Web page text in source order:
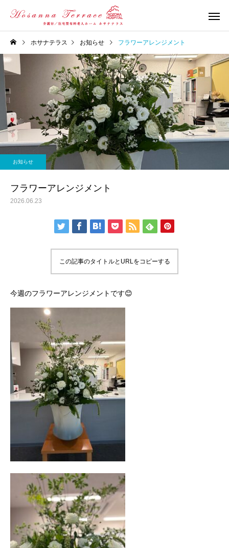
ホサナテラス お知らせ フラワーアレンジメント
お知らせ
フラワーアレンジメント
2026.06.23
この記事のタイトルとURLをコピーする
今週のフラワーアレンジメントです😊